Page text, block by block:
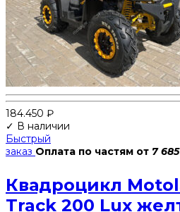
184.450 ₽
✓ В наличии
Быстрый
заказ Оплата по частям от 7 685
Квадроцикл
Track 200 Lux